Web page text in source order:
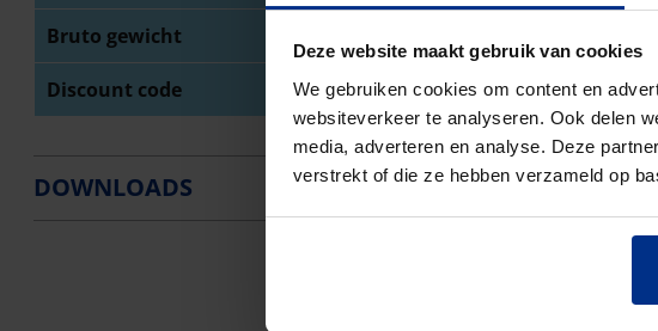
Deze website maakt gebruik van cookies
We gebruiken cookies om content en
websiteverkeer te analyseren. Ook delen
media, adverteren en analyse. Deze
verstrekt of die ze hebben verzameld op
Bruto gewicht
Discount code O41
DOWNLOADS